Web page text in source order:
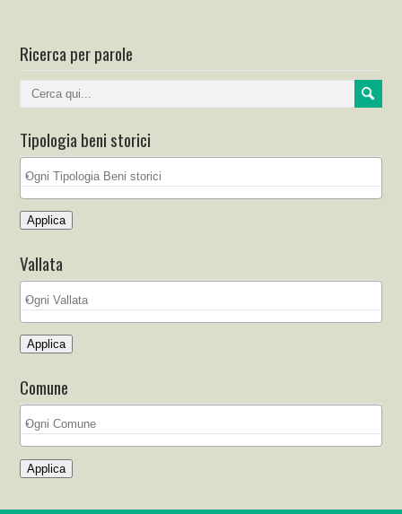
Ricerca per parole
Tipologia beni storici
Applica
Vallata
Applica
Comune
Applica